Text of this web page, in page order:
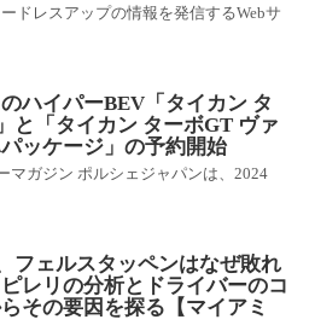
ードレスアップの情報を発信するWebサ
ハイパーBEV「タイカン タ
と「タイカン ターボGT ヴァ
ッケージ」の予約開始
マガジン ポルシェジャパンは、2024
フェルスタッペンはなぜ敗れ
レリの分析とドライバーのコ
その要因を探る【マイアミ